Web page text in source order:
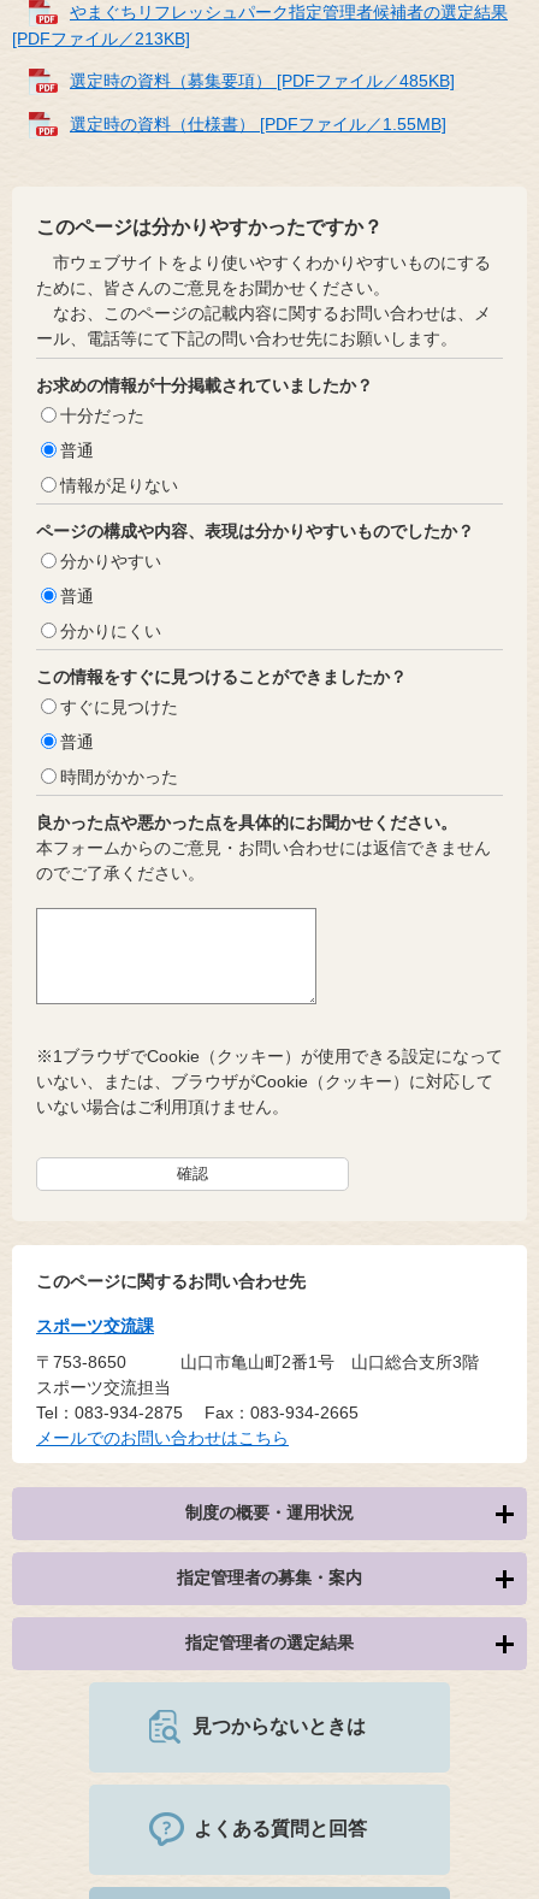
やまぐちリフレッシュパーク指定管理者候補者の選定結果
[PDFファイル／213KB]
選定時の資料（募集要項） [PDFファイル／485KB]
選定時の資料（仕様書） [PDFファイル／1.55MB]
このページは分かりやすかったですか？
市ウェブサイトをより使いやすくわかりやすいものにする
ために、皆さんのご意見をお聞かせください。
なお、このページの記載内容に関するお問い合わせは、メ
ール、電話等にて下記の問い合わせ先にお願いします。
お求めの情報が十分掲載されていましたか？
十分だった
普通
情報が足りない
ページの構成や内容、表現は分かりやすいものでしたか？
分かりやすい
普通
分かりにくい
この情報をすぐに見つけることができましたか？
すぐに見つけた
普通
時間がかかった
良かった点や悪かった点を具体的にお聞かせください。
本フォームからのご意見・お問い合わせには返信できません
のでご了承ください。
※1ブラウザでCookie（クッキー）が使用できる設定になって
いない、または、ブラウザがCookie（クッキー）に対応して
いない場合はご利用頂けません。
このページに関するお問い合わせ先
スポーツ交流課
〒753-8650
山口市亀山町2番1号 山口総合支所3階
スポーツ交流担当
Tel：083-934-2875
Fax：083-934-2665
メールでのお問い合わせはこちら
制度の概要・運用状況
指定管理者の募集・案内
指定管理者の選定結果
見つからないときは
よくある質問と回答